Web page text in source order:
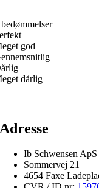
god
dårlig
Adresse
Ib Schwensen ApS
Sommervej 21
4654 Faxe